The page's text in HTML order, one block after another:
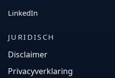
LinkedIn
JURIDISCH
Disclaimer
Privacyverklaring